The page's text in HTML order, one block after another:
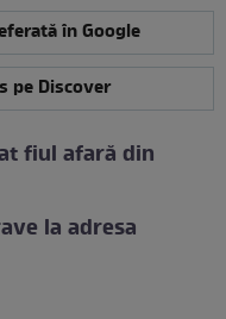
în Google
pe Discover
fiul afară din
la adresa